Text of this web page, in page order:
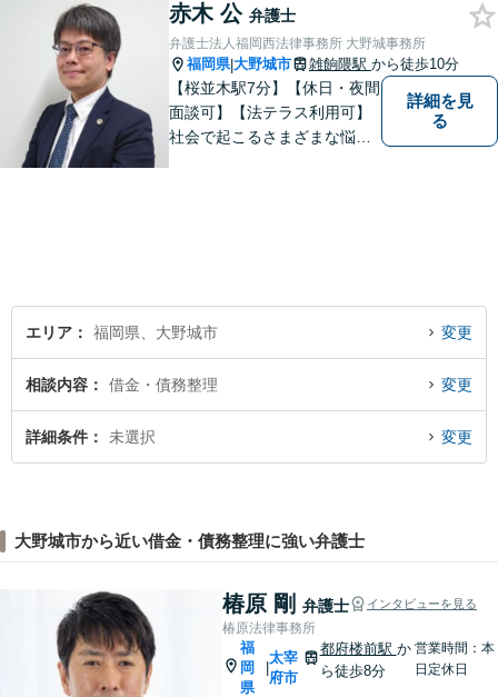
せたオーダーメイド対応を心
がけています。
赤木 公 弁護士
弁護士法人福岡西法律事務所 大野城事務所
福岡県|大野城市 雑餉隈駅 から徒歩10分
【桜並木駅7分】【休日・夜間
面談可】【法テラス利用可】
社会で起こるさまざまな悩み
詳細を見
る
エリア 福岡県、大野城市 変更
相談内容 借金・債務整理 変更
詳細条件 未選択 変更
大野城市から近い借金・債務整理に強い弁護士
椿原 剛 弁護士 インタビューを見る
椿原法律事務所
福
岡
県
太宰
府市
都府楼前駅 か
ら徒歩8分
営業時間：本
日定休日